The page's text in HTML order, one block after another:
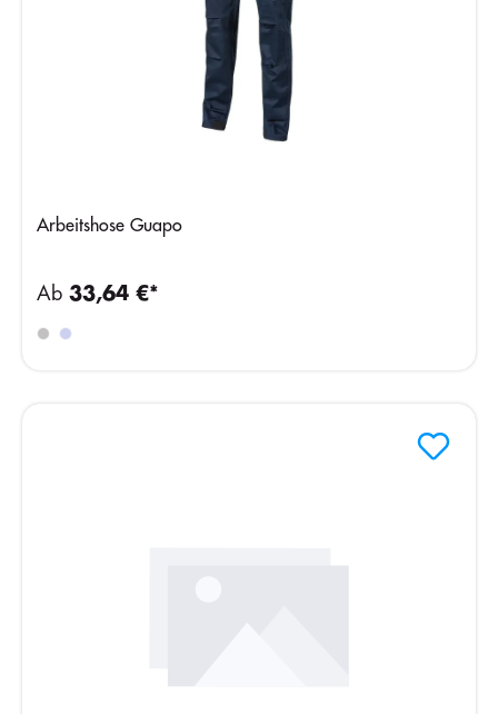
Arbeitshose Guapo
Ab 33,64 €*